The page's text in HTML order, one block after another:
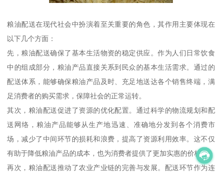
粮油配送在现代社会中扮演着至关重要的角色，其作用主要体现在
以下几个方面：
先，粮油配送确保了基本生活物资的稳定供应。作为人们日常饮食
中的组成部分，粮油产品直接关系到民众的基本生活需求。通过的
配送体系，能够确保粮油产品及时、充足地送达各个销售终端，满
足消费者的购买需求，保障社会的正常运转。
其次，粮油配送促进了资源的优化配置。通过科学的物流规划和配
送网络，粮油产品能够从生产地迅速、准确地分发到各个消费市
场，减少了中间环节的损耗和浪费，提高了资源利用效率。这不仅
有助于降低粮油产品的成本，也为消费者提供了更加实惠的价格。
再次，粮油配送推动了农业产业链的完善与发展。配送环节作为连